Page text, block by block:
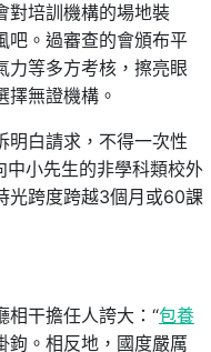
對培訓機構的場地裝
吧。過審查的會頒布平
力等多方考核，擦亮眼
擇無證機構。
明白請求，不得一次性
小先生的非學科類校外
光跨度跨越3個月或60課
相干擔任人誇大：“包養
鉤。相反地，國度嚴厲